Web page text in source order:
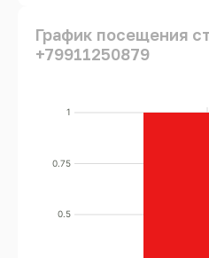
График посещения
+79911250879
0.5
0.75
1